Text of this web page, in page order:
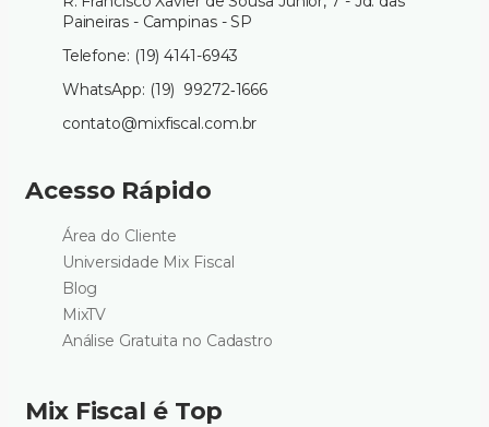
Paineiras - Campinas - SP
Telefone: (19) 4141-6943
WhatsApp: (19) 99272‑1666‬
contato@mixfiscal.com.br
Acesso Rápido
Área do Cliente
Universidade Mix Fiscal
Blog
MixTV
Análise Gratuita no Cadastro
Mix Fiscal é Top